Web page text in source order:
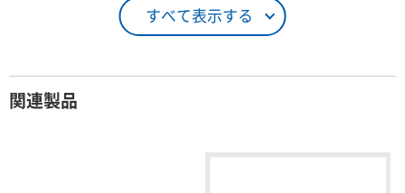
すべて表示する
26日 ～ 1ヶ月 100％（割引率 0％）
100％（割引率 0％）
関連製品